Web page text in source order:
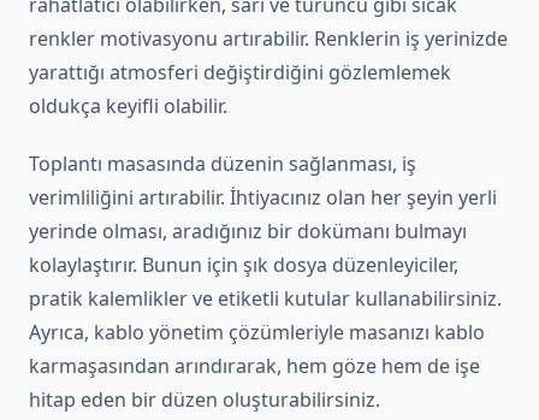
renkler motivasyonu artırabilir. Renklerin iş yerinizde
yarattığı atmosferi değiştirdiğini gözlemlemek
oldukça keyifli olabilir.
Toplantı masasında düzenin sağlanması, iş
verimliliğini artırabilir. İhtiyacınız olan her şeyin yerli
yerinde olması, aradığınız bir dokümanı bulmayı
kolaylaştırır. Bunun için şık dosya düzenleyiciler,
pratik kalemlikler ve etiketli kutular kullanabilirsiniz.
Ayrıca, kablo yönetim çözümleriyle masanızı kablo
karmaşasından arındırarak, hem göze hem de işe
hitap eden bir düzen oluşturabilirsiniz.